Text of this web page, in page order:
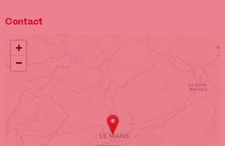
Contact
Localisation
+
−